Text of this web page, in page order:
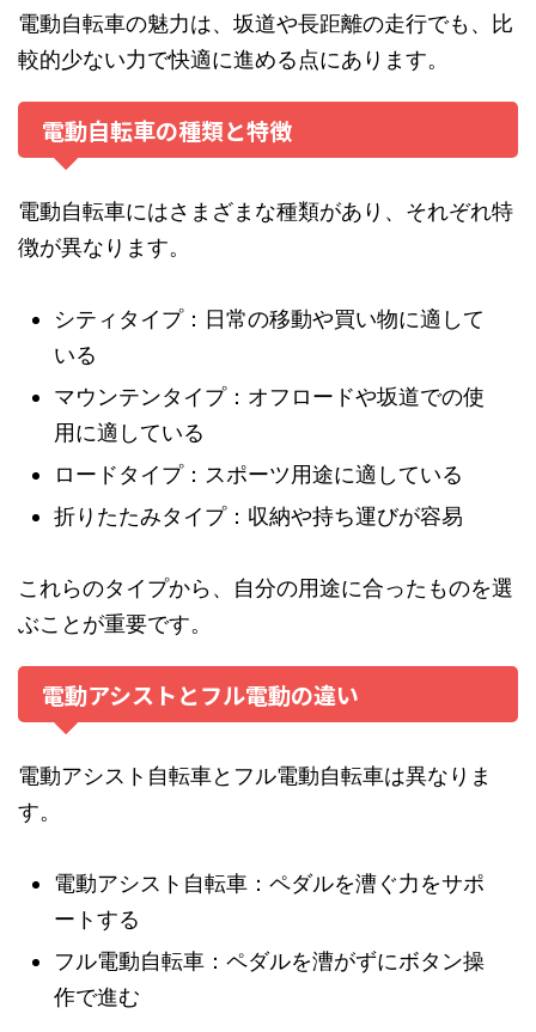
電動自転車の魅力は、坂道や長距離の走行でも、比
較的少ない力で快適に進める点にあります。
電動自転車の種類と特徴
電動自転車にはさまざまな種類があり、それぞれ特
徴が異なります。
シティタイプ：日常の移動や買い物に適して
いる
マウンテンタイプ：オフロードや坂道での使
用に適している
ロードタイプ：スポーツ用途に適している
折りたたみタイプ：収納や持ち運びが容易
これらのタイプから、自分の用途に合ったものを選
ぶことが重要です。
電動アシストとフル電動の違い
電動アシスト自転車とフル電動自転車は異なりま
す。
電動アシスト自転車：ペダルを漕ぐ力をサポ
ートする
フル電動自転車：ペダルを漕がずにボタン操
作で進む